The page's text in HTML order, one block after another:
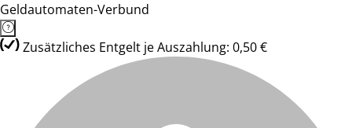
Geldautomaten-Verbund
Zusätzliches Entgelt je Auszahlung: 0,50 €